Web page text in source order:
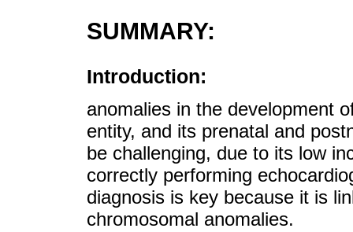
SUMMARY:
Introduction:
anomalies in the development
entity, and its prenatal and
be challenging, due to its low
correctly performing
diagnosis is key because it is
chromosomal anomalies.